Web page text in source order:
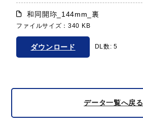
和同開珎_144mm_裏
ファイルサイズ：340 KB
ダウンロード DL数: 5
データ一覧へ戻る